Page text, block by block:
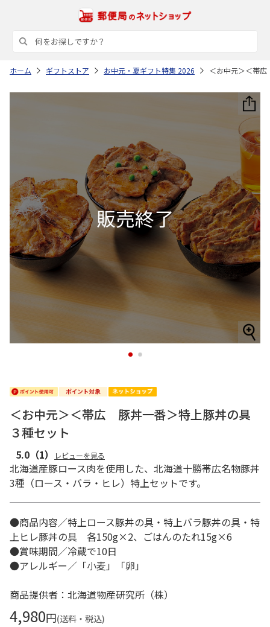
ホーム ギフトストア お中元・夏ギフト特集 2026 ＜お中元＞＜帯
1 2
＜お中元＞＜帯広 豚丼一番＞特上豚丼の具
３種セット
5.0 （1） レビューを見る
北海道産豚ロース肉を使用した、北海道十勝帯広名物豚丼
3種（ロース・バラ・ヒレ）特上セットです。
●商品内容／特上ロース豚丼の具・特上バラ豚丼の具・特
上ヒレ豚丼の具 各150g×2、ごはんのたれ15g×6
●賞味期間／冷蔵で10日
●アレルギー／「小麦」「卵」
商品提供者：北海道物産研究所（株）
4,980円(送料・税込)